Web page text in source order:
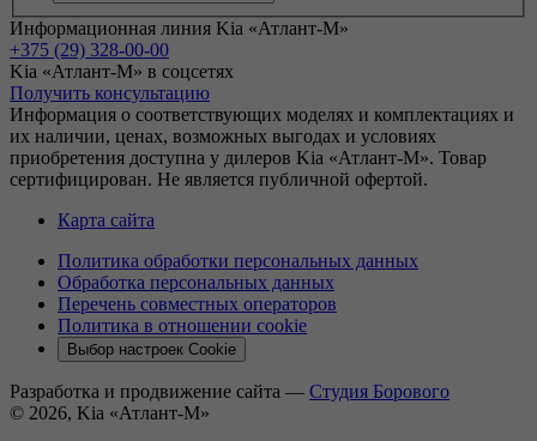
Информационная линия Kia «Атлант-М»
+375 (29) 328-00-00
Kia «Атлант-М» в соцсетях
Получить консультацию
Информация о соответствующих моделях и комплектациях и
их наличии, ценах, возможных выгодах и условиях
приобретения доступна у дилеров Kia «Атлант-М». Товар
сертифицирован. Не является публичной офертой.
Карта сайта
Политика обработки персональных данных
Обработка персональных данных
Перечень совместных операторов
Политика в отношении cookie
Выбор настроек Cookie
Разработка и продвижение сайта — Студия Борового
© 2026, Kia «Атлант-М»